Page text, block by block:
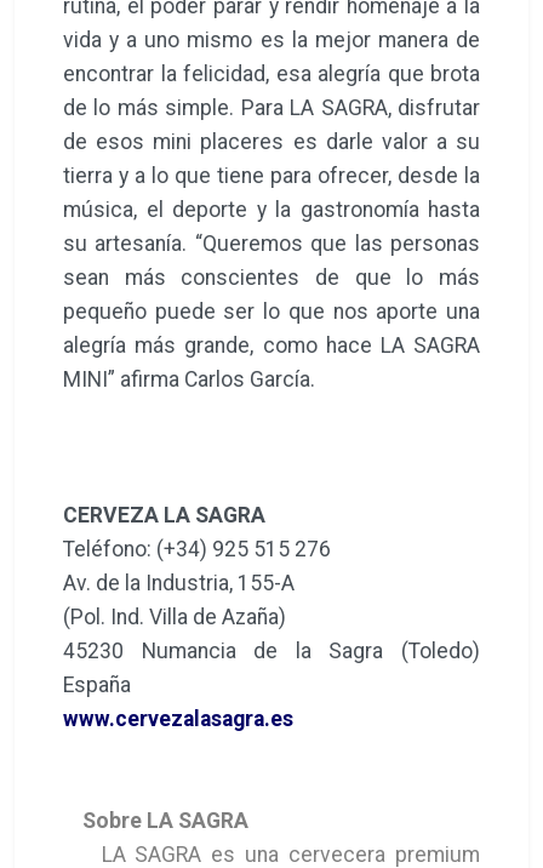
rutina, el poder parar y rendir homenaje a la
vida y a uno mismo es la mejor manera de
encontrar la felicidad, esa alegría que brota
de lo más simple. Para LA SAGRA, disfrutar
de esos mini placeres es darle valor a su
tierra y a lo que tiene para ofrecer, desde la
música, el deporte y la gastronomía hasta
su artesanía. “Queremos que las personas
sean más conscientes de que lo más
pequeño puede ser lo que nos aporte una
alegría más grande, como hace LA SAGRA
MINI” afirma Carlos García.
CERVEZA LA SAGRA
Teléfono: (+34) 925 515 276
Av. de la Industria, 155-A
(Pol. Ind. Villa de Azaña)
45230 Numancia de la Sagra (Toledo)
España
www.cervezalasagra.es
Sobre LA SAGRA
LA SAGRA es una cervecera premium